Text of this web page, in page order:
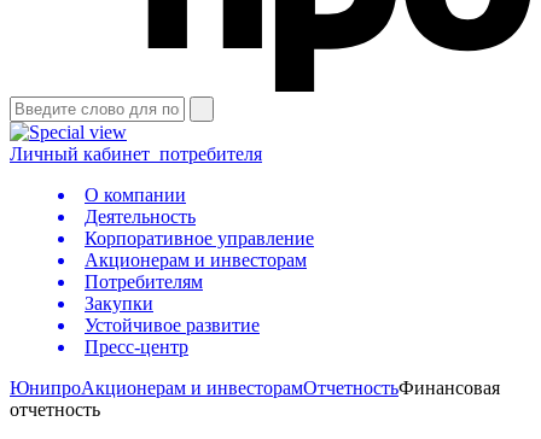
Личный кабинет потребителя
О компании
Деятельность
Корпоративное управление
Акционерам и инвесторам
Потребителям
Закупки
Устойчивое развитие
Пресс-центр
ЮнипроАкционерам и инвесторамОтчетностьФинансовая
отчетность